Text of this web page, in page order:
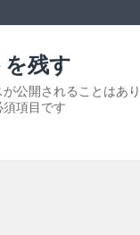
残す
公開されることはあり
項目です